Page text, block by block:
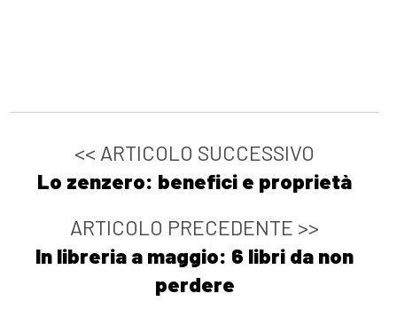
<< ARTICOLO SUCCESSIVO
Lo zenzero: benefici e proprietà
ARTICOLO PRECEDENTE >>
In libreria a maggio: 6 libri da non
perdere